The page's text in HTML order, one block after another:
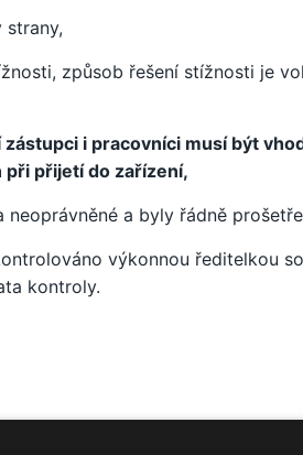
strany,
způsob řešení stížnosti je
i pracovníci musí být
přijetí do zařízení,
a byly řádně
výkonnou ředitelkou
kontroly.